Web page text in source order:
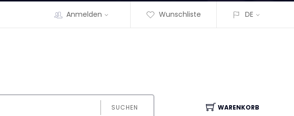
Anmelden Wunschliste DE
SUCHEN WARENKORB